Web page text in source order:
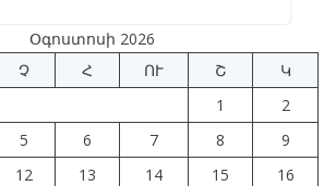
Օգոստոսի 2026
Չ Հ ՈՒ Շ
Կ
1
2
5 6 7 8
9
12 13 14 15
16